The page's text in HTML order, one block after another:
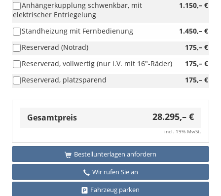
1.150,– €
Anhängerkupplung schwenkbar, mit
elektrischer Entriegelung
1.450,– €
Standheizung mit Fernbedienung
175,– €
Reserverad (Notrad)
175,– €
Reserverad, vollwertig (nur i.V. mit 16"-Räder)
175,– €
Reserverad, platzsparend
Gesamtpreis 28.295,– €
incl. 19% MwSt.
Bestellunterlagen anfordern
Wir rufen Sie an
Fahrzeug parken